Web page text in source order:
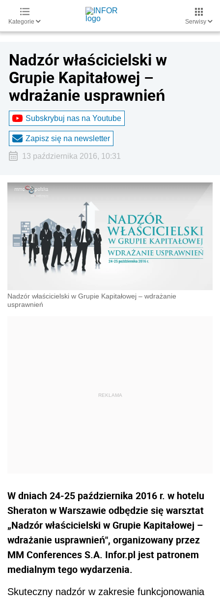
Kategorie Serwisy
Nadzór właścicielski w
Grupie Kapitałowej –
wdrażanie usprawnień
Subskrybuj nas na Youtube
Zapisz się na newsletter
13 października 2016, 10:31
Nadzór właścicielski w Grupie Kapitałowej – wdrażanie
usprawnień
W dniach 24-25 października 2016 r. w hotelu
Sheraton w Warszawie odbędzie się warsztat
„Nadzór właścicielski w Grupie Kapitałowej –
wdrażanie usprawnień", organizowany przez
MM Conferences S.A. Infor.pl jest patronem
medialnym tego wydarzenia.
Skuteczny nadzór w zakresie funkcjonowania